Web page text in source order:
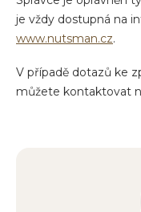
je vždy dostupná na
www.nutsman.cz.
V případě dotazů ke
můžete kontaktovat